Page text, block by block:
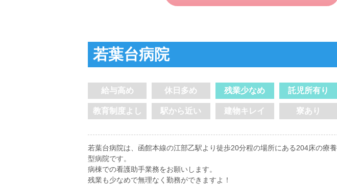
若葉台病院
給与高め 休日多め 残業少なめ 託児所有り
教育制度よし 駅から近い 建物キレイ 寮あり
若葉台病院は、函館本線の江部乙駅より徒歩20分程の場所にある204床の療養
型病院です。
病棟での看護助手業務をお願いします。
残業も少なめで無理なく勤務ができますよ！